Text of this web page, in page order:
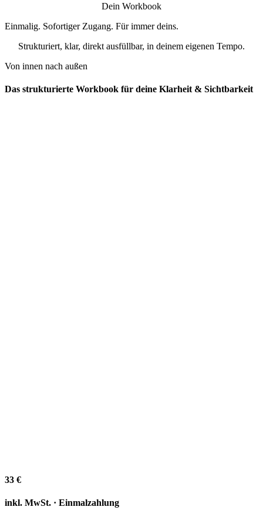
Dein Workbook
Einmalig. Sofortiger Zugang. Für immer deins.
Strukturiert, klar, direkt ausfüllbar, in deinem eigenen Tempo.
Von innen nach außen
Das strukturierte Workbook für deine Klarheit & Sichtbarkeit
33 €
inkl. MwSt. · Einmalzahlung